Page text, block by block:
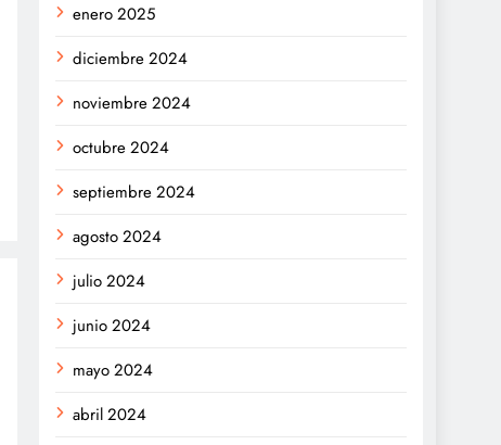
enero 2025
diciembre 2024
noviembre 2024
octubre 2024
septiembre 2024
agosto 2024
julio 2024
junio 2024
mayo 2024
abril 2024